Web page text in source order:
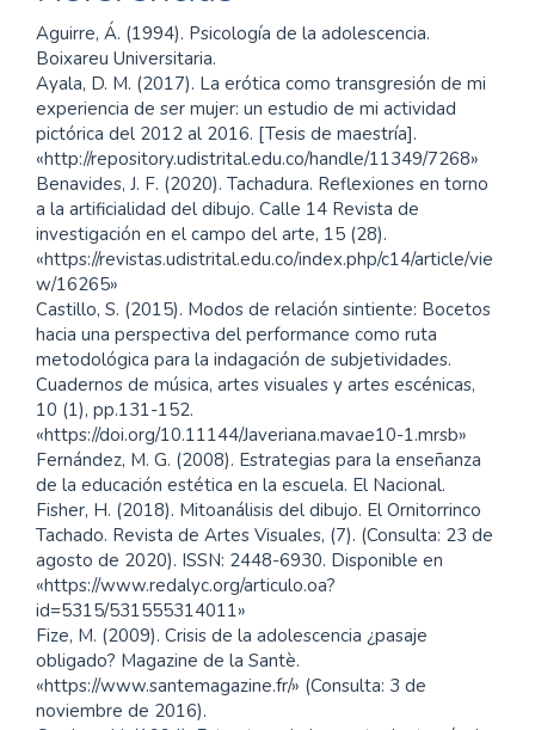
Aguirre, Á. (1994). Psicología de la adolescencia.
Boixareu Universitaria.
Ayala, D. M. (2017). La erótica como transgresión de mi
experiencia de ser mujer: un estudio de mi actividad
pictórica del 2012 al 2016. [Tesis de maestría].
«http://repository.udistrital.edu.co/handle/11349/7268»
Benavides, J. F. (2020). Tachadura. Reflexiones en torno
a la artificialidad del dibujo. Calle 14 Revista de
investigación en el campo del arte, 15 (28).
«https://revistas.udistrital.edu.co/index.php/c14/article/vie
w/16265»
Castillo, S. (2015). Modos de relación sintiente: Bocetos
hacia una perspectiva del performance como ruta
metodológica para la indagación de subjetividades.
Cuadernos de música, artes visuales y artes escénicas,
10 (1), pp.131-152.
«https://doi.org/10.11144/Javeriana.mavae10-1.mrsb»
Fernández, M. G. (2008). Estrategias para la enseñanza
de la educación estética en la escuela. El Nacional.
Fisher, H. (2018). Mitoanálisis del dibujo. El Ornitorrinco
Tachado. Revista de Artes Visuales, (7). (Consulta: 23 de
agosto de 2020). ISSN: 2448-6930. Disponible en
«https://www.redalyc.org/articulo.oa?
id=5315/531555314011»
Fize, M. (2009). Crisis de la adolescencia ¿pasaje
obligado? Magazine de la Santè.
«https://www.santemagazine.fr/» (Consulta: 3 de
noviembre de 2016).